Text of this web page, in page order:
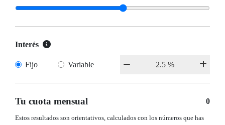
Interés
Fijo Variable
Tu cuota mensual 0
Estos resultados son orientativos, calculados con los números que has